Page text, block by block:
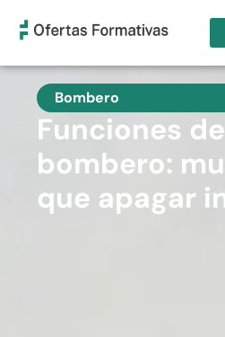
Bombero
Funciones
bombero:
que apagar